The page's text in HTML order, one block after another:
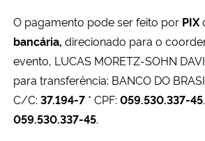
O pagamento pode ser feito por PIX
bancária, direcionado para o
evento, LUCAS MORETZ-SOHN
para transferência: BANCO DO
C/C: 37.194-7 * CPF: 059.530.337-45
059.530.337-45.